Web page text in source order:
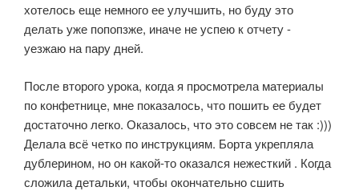
хотелось еще немного ее улучшить, но буду это
делать уже попопзже, иначе не успею к отчету -
уезжаю на пару дней.
После второго урока, когда я просмотрела материалы
по конфетнице, мне показалось, что пошить ее будет
достаточно легко. Оказалось, что это совсем не так :)))
Делала всё четко по инструкциям. Борта укрепляла
дублерином, но он какой-то оказался нежесткий . Когда
сложила детальки, чтобы окончательно сшить